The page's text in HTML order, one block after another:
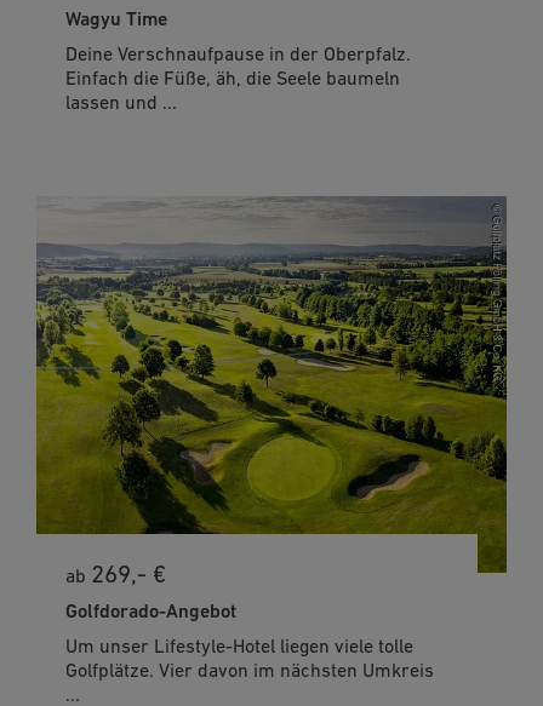
Wagyu Time
Deine Verschnaufpause in der Oberpfalz.
Einfach die Füße, äh, die Seele baumeln
lassen und ...
ab 269,- €
Golfdorado-Angebot
Um unser Lifestyle-Hotel liegen viele tolle
Golfplätze. Vier davon im nächsten Umkreis
...